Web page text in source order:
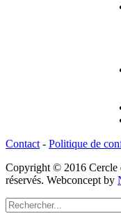
Contact - Politique de
Copyright © 2016 Cercle
réservés. Webconcept by